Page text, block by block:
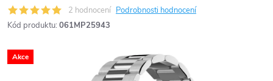
2 hodnocení Podrobnosti hodnocení
Kód produktu: 061MP25943
Akce